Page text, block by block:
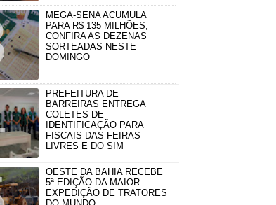
MEGA-SENA ACUMULA
PARA R$ 135 MILHÕES;
CONFIRA AS DEZENAS
SORTEADAS NESTE
DOMINGO
PREFEITURA DE
BARREIRAS ENTREGA
COLETES DE
IDENTIFICAÇÃO PARA
FISCAIS DAS FEIRAS
LIVRES E DO SIM
OESTE DA BAHIA RECEBE
5ª EDIÇÃO DA MAIOR
EXPEDIÇÃO DE TRATORES